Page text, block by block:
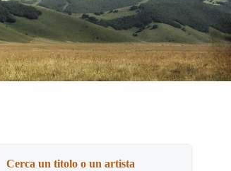
Cerca un titolo o un artista